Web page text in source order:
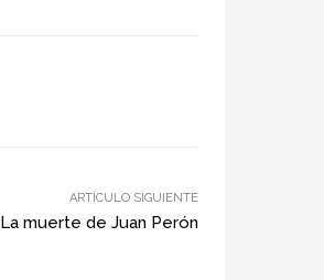
ARTÍCULO SIGUIENTE
La muerte de Juan Perón